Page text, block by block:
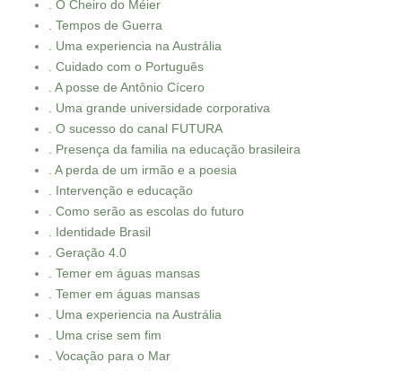
. O Cheiro do Méier
. Tempos de Guerra
. Uma experiencia na Austrália
. Cuidado com o Português
. A posse de Antônio Cícero
. Uma grande universidade corporativa
. O sucesso do canal FUTURA
. Presença da familia na educação brasileira
. A perda de um irmão e a poesia
. Intervenção e educação
. Como serão as escolas do futuro
. Identidade Brasil
. Geração 4.0
. Temer em águas mansas
. Temer em águas mansas
. Uma experiencia na Austrália
. Uma crise sem fim
. Vocação para o Mar